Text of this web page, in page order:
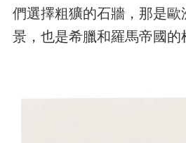
們選擇粗獷的石牆，那是
景，也是希臘和羅馬帝國的